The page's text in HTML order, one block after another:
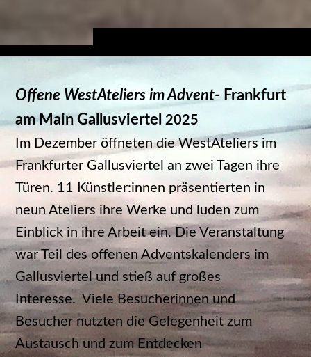
Offene WestAteliers im Advent- Frankfurt
am Main Gallusviertel 2025
Im Dezember öffneten die WestAteliers im
Frankfurter Gallusviertel an zwei Tagen ihre
Türen. 11 Künstler:innen präsentierten in
neun Ateliers ihre Werke und luden zum
Einblick in ihre Arbeit ein. Die Veranstaltung
war Teil des offenen Adventskalenders im
Gallusviertel und stieß auf großes
Interesse. Viele Besucherinnen und
Besucher nutzten die Gelegenheit zum
Austausch und zum Entdecken